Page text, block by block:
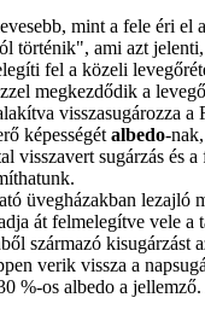
mint a fele éri
történik", ami azt
fel a közeli
megkezdődik a
visszasugározza a
képességét albedo-
visszavert sugárzás és
üvegházakban
át felmelegítve vele
származó kisugárzást
verik vissza a
%-os albedo a